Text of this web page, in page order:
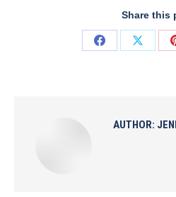
Share this
Share
Share
AUTHOR: